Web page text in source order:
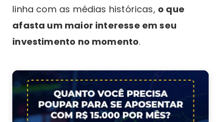
linha com as médias históricas, o que
afasta um maior interesse em seu
investimento no momento.